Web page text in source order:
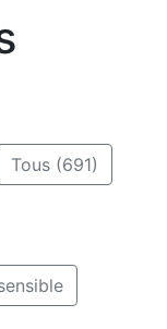
Tous (691)